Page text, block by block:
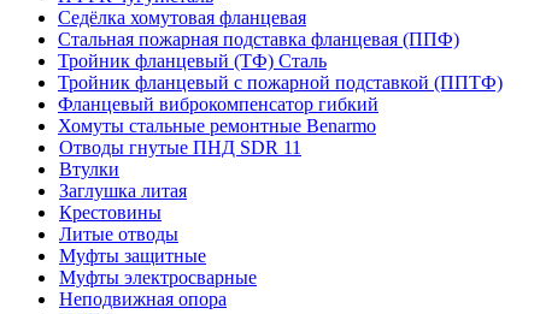
Седёлка хомутовая фланцевая
Стальная пожарная подставка фланцевая (ППФ)
Тройник фланцевый (ТФ) Сталь
Тройник фланцевый с пожарной подставкой (ППТФ)
Фланцевый виброкомпенсатор гибкий
Хомуты стальные ремонтные Benarmo
Отводы гнутые ПНД SDR 11
Втулки
Заглушка литая
Крестовины
Литые отводы
Муфты защитные
Муфты электросварные
Неподвижная опора